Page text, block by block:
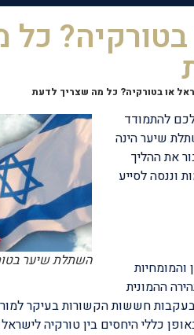
כל
או בטורקיה? כל מה שצריך לדעת
השתלת שיער
לכם להתמודד
שיער הינה
את ההליך
וננסה לסייע
והמומחיות
ההמונית
חששות הקשורות בעיקר
כללי היחסים בין טורקיה